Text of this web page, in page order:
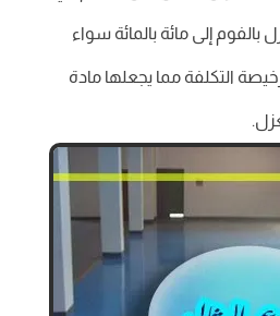
إلى مائة بالمائة سواء
رخيصة التكلفة مما يجعلها مادة